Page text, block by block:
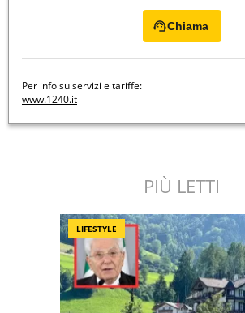
Chiama
Per info su servizi e tariffe:
www.1240.it
PIÙ LETTI
LIFESTYLE